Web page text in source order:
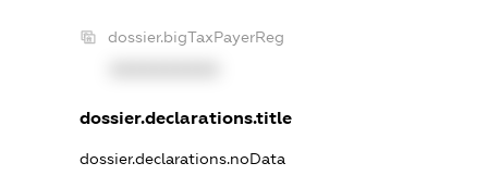
dossier.bigTaxPayerReg
dossier.declarations.title
dossier.declarations.noData